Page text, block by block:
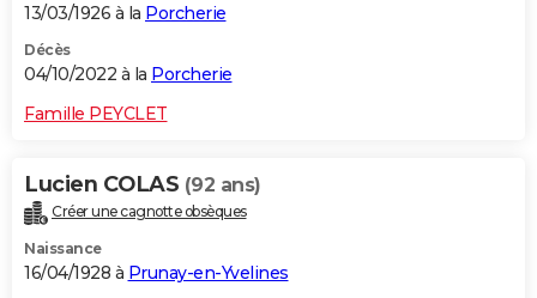
13/03/1926 à la Porcherie
Décès
04/10/2022 à la Porcherie
Famille PEYCLET
Lucien COLAS (92 ans)
Créer une cagnotte obsèques
Naissance
16/04/1928 à Prunay-en-Yvelines